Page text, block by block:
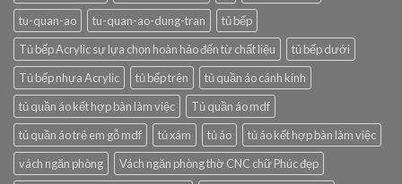
tu-quan-ao
tu-quan-ao-dung-tran
tủ bếp
Tủ bếp Acrylic sự lựa chọn hoàn hảo đến từ chất liệu
tủ bếp dưới
Tủ bếp nhựa Acrylic
tủ bếp trên
tủ quần áo cánh kính
tủ quần áo kết hợp bàn làm việc
Tủ quần áo mdf
tủ quần áo trẻ em gỗ mdf
tủ xám tủ áo
tủ áo kết hợp bàn làm việc
vách ngăn phòng
Vách ngăn phòng thờ CNC chữ Phúc đẹp